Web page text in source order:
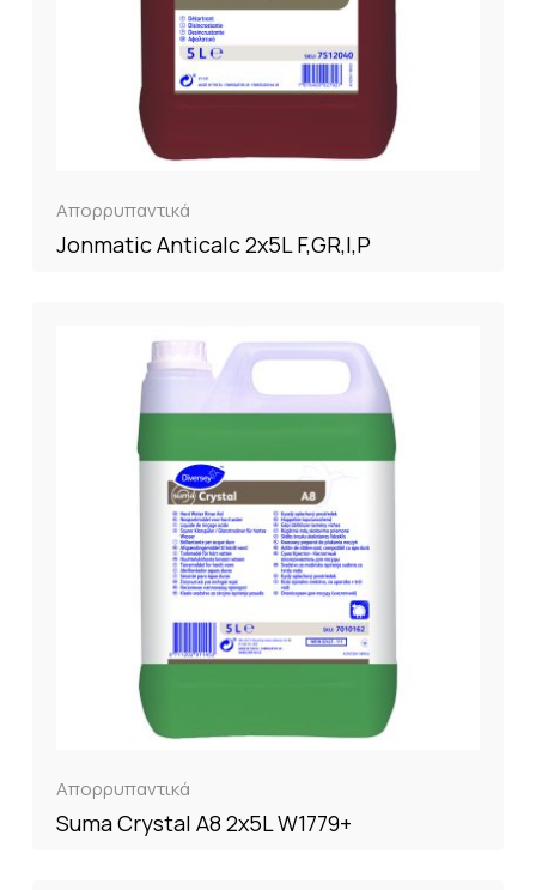
Απορρυπαντικά
Jonmatic Anticalc 2x5L F,GR,I,P
Απορρυπαντικά
Suma Crystal A8 2x5L W1779+